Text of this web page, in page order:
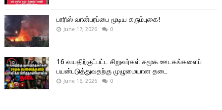
பாரிஸ் வான்பரப்பை மூடிய கரும்புகை!
June 17, 2026 0
16 வயதிற்குட்பட்ட சிறுவர்கள் சமூக ஊடகங்களைப்
பயன்படுத்துவதற்கு முழுமையான தடை
June 16, 2026 0